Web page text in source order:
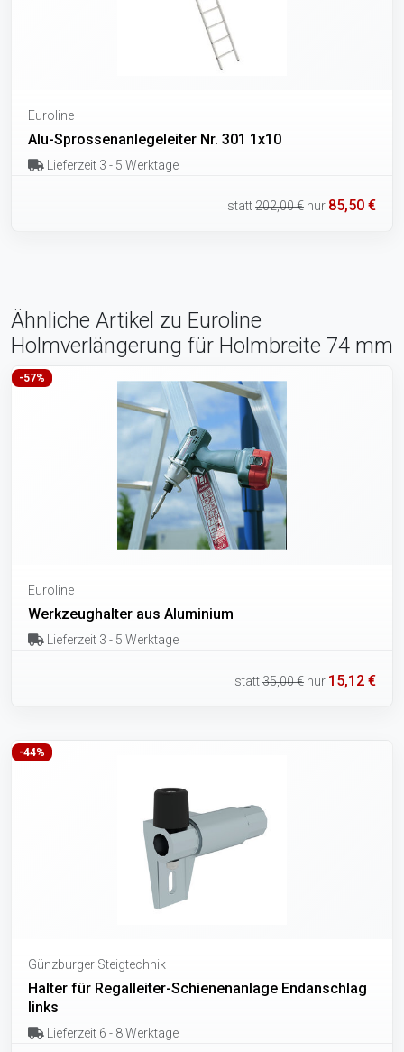
Euroline
Alu-Sprossenanlegeleiter Nr. 301 1x10
Lieferzeit 3 - 5 Werktage
statt202,00 € nur 85,50 €
Ähnliche Artikel zu Euroline
Holmverlängerung für Holmbreite 74 mm
-57%
Euroline
Werkzeughalter aus Aluminium
Lieferzeit 3 - 5 Werktage
statt35,00 € nur 15,12 €
-44%
Günzburger Steigtechnik
Halter für Regalleiter-Schienenanlage Endanschlag
links
Lieferzeit 6 - 8 Werktage